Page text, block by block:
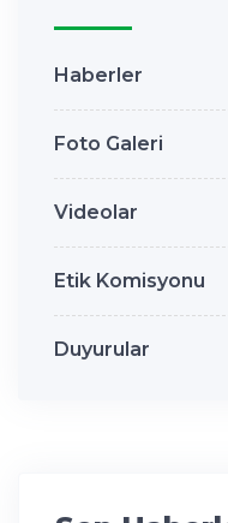
Haberler
Foto Galeri
Videolar
Etik Komisyonu
Duyurular